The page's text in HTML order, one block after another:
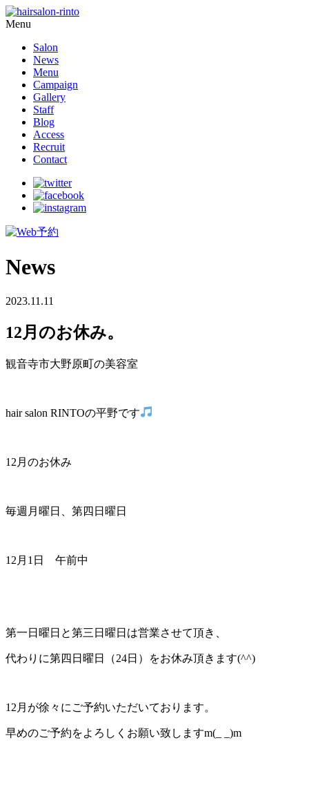
Menu
Salon
News
Menu
Campaign
Gallery
Staff
Blog
Access
Recruit
Contact
News
2023.11.11
12月のお休み。
観音寺市大野原町の美容室
hair salon RINTOの平野です
12月のお休み
毎週月曜日、第四日曜日
12月1日 午前中
第一日曜日と第三日曜日は営業させて頂き、
代わりに第四日曜日（24日）をお休み頂きます(^^)
12月が徐々にご予約いただいております。
早めのご予約をよろしくお願い致しますm(_ _)m